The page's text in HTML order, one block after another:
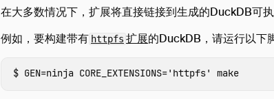
在大多数情况下，扩展将直接链接到生成的DuckDB可执
例如，要构建带有 httpfs 扩展的DuckDB，请运行以下
GEN=ninja CORE_EXTENSIONS='httpfs' make